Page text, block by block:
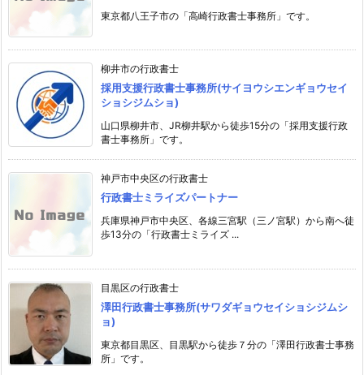
東京都八王子市の「高崎行政書士事務所」です。
柳井市の行政書士
採用支援行政書士事務所(サイヨウシエンギョウセイ
ショシジムショ)
山口県柳井市、JR柳井駅から徒歩15分の「採用支援行政
書士事務所」です。
神戸市中央区の行政書士
行政書士ミライズパートナー
兵庫県神戸市中央区、各線三宮駅（三ノ宮駅）から南へ徒
歩13分の「行政書士ミライズ ...
目黒区の行政書士
澤田行政書士事務所(サワダギョウセイショシジムシ
ョ)
東京都目黒区、目黒駅から徒歩７分の「澤田行政書士事務
所」です。